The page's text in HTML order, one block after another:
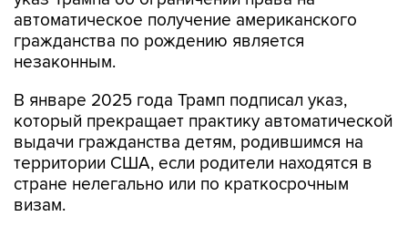
автоматическое получение американского
гражданства по рождению является
незаконным.
В январе 2025 года Трамп подписал указ,
который прекращает практику автоматической
выдачи гражданства детям, родившимся на
территории США, если родители находятся в
стране нелегально или по краткосрочным
визам.